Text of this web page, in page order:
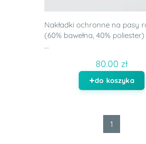
Nakładki ochronne na pasy
(60% bawełna, 40%
...
80.00 zł
do koszyka
1